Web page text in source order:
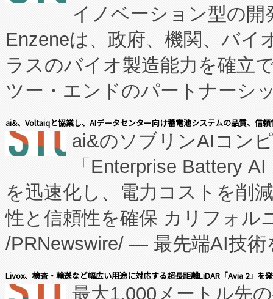
イノベーション型の
Enzeneは、政府、機関、バイ
ラスのバイオ製造能力を確立
ツー・エンドのパートナーシ
表しました。 同社の実績ある
manufacturing™ (FCCM™) プ
たNeXは、バイオ医薬品製造
従来のフェッドバッチ施設の
に、患者やサプライチェーン
キー方式で拡張性が高く、持
す。FCCM‑を活用した現地生
ai&、Voltaiqと協業し、AIデータセンター向け蓄電池システムの品質、信
ai&のソブリンAIコン
「Enterprise Battery
を迅速化し、電力コストを削
性と信頼性を確保 カリフォル
/PRNewswire/ — 最先端AI技術
会社エーアイ・アンド：本社
Livox、検査・輸送など幅広い用途に対応する超長距離LiDAR「Avia 2」を
最大1,000メートル先